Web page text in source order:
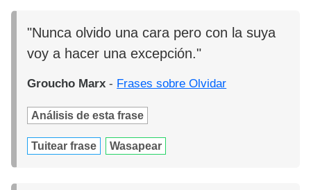
"Nunca olvido una cara pero con la suya
voy a hacer una excepción."
Groucho Marx - Frases sobre Olvidar
Análisis de esta frase
Tuitear frase Wasapear